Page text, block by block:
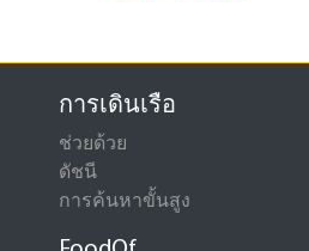
การเดินเรือ
ช่วยด้วย
ดัชนี
การค้นหาขั้นสูง